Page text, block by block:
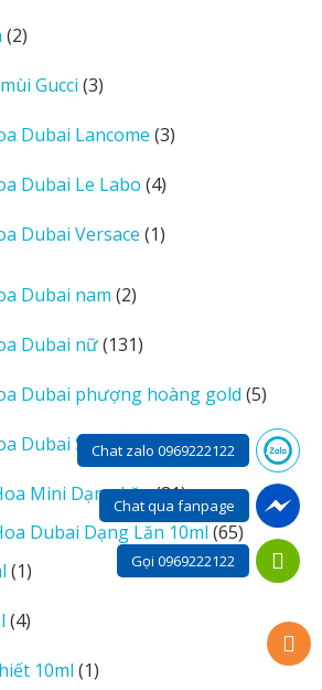
22
phẩm
Gucci 33
phẩm
Dubai Lancome 33
Dubai Le Labo 44
phẩm
Dubai Versace 11
Dubai nam 22
phẩm
Dubai nữ 131131
phẩm
Dubai phượng hoàng gold 55
phẩm
Dubai Sharjja 1111
sản
phẩm
Mini Dạng Lăn 8181
sản
phẩm
Dubai Dạng Lăn 10ml 6565
sản
phẩm
11
phẩm
44
phẩm
10ml 11
Chat zalo 0969222122
Chat qua fanpage
Gọi 0969222122